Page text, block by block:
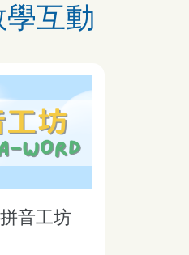
互動
音工坊